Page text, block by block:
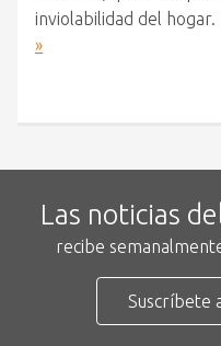
inviolabilidad del
»
Las noticias
recibe
Suscríbete